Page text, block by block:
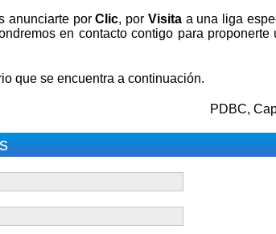
anunciarte porClic, por Visitaa una liga
en contacto contigo para
que se encuentra a continuación.
PDBC,